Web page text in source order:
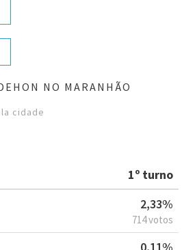
NO MARANHÃO
cidade
1º turno
2,33%
714 votos
0,11%